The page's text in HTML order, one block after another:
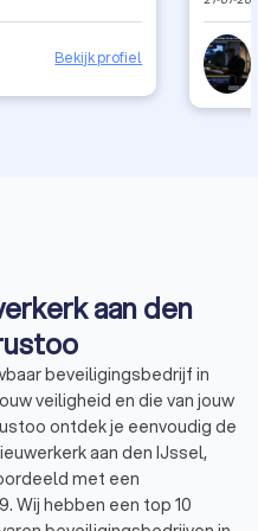
nemen. Wat
en het
de hele situatie.
onder controle.
Bekijk profiel
aan den
beveiligingsbedrijf in
veiligheid en die van jouw
ontdek je eenvoudig de
aan den IJssel,
met een
Wij hebben een top 10